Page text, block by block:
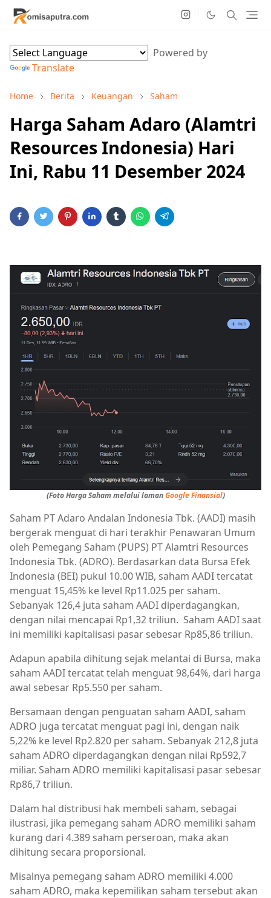
Powered by
Translate
Home Berita Keuangan Saham
Harga Saham Adaro (Alamtri
Resources Indonesia) Hari
Ini, Rabu 11 Desember 2024
(Foto Harga Saham melalui lamanGoogle Finansial)
Saham PT Adaro Andalan Indonesia Tbk. (AADI) masih
bergerak menguat di hari terakhir Penawaran Umum
oleh Pemegang Saham (PUPS) PT Alamtri Resources
Indonesia Tbk. (ADRO). Berdasarkan data Bursa Efek
Indonesia (BEI) pukul 10.00 WIB, saham AADI tercatat
menguat 15,45% ke level Rp11.025 per saham.
Sebanyak 126,4 juta saham AADI diperdagangkan,
dengan nilai mencapai Rp1,32 triliun. Saham AADI saat
ini memiliki kapitalisasi pasar sebesar Rp85,86 triliun.
Adapun apabila dihitung sejak melantai di Bursa, maka
saham AADI tercatat telah menguat 98,64%, dari harga
awal sebesar Rp5.550 per saham.
Bersamaan dengan penguatan saham AADI, saham
ADRO juga tercatat menguat pagi ini, dengan naik
5,22% ke level Rp2.820 per saham. Sebanyak 212,8 juta
saham ADRO diperdagangkan dengan nilai Rp592,7
miliar. Saham ADRO memiliki kapitalisasi pasar sebesar
Rp86,7 triliun.
Dalam hal distribusi hak membeli saham, sebagai
ilustrasi, jika pemegang saham ADRO memiliki saham
kurang dari 4.389 saham perseroan, maka akan
dihitung secara proporsional.
Misalnya pemegang saham ADRO memiliki 4.000
saham ADRO, maka kepemilikan saham tersebut akan